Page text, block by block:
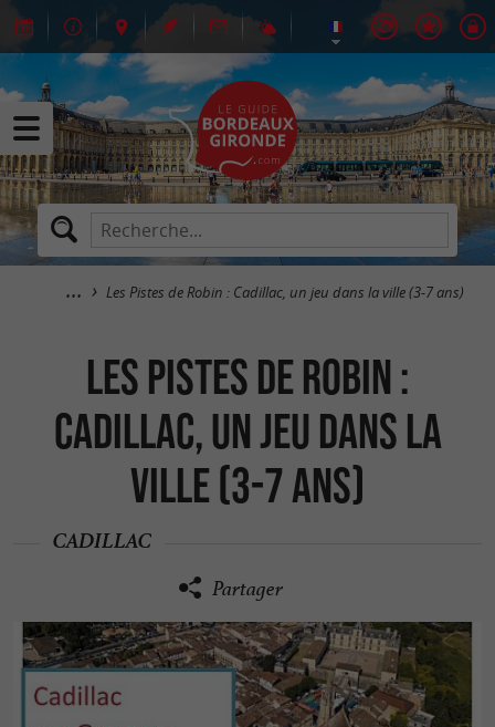
Les Pistes de Robin : Cadillac, un jeu dans la ville (3-7 ans)
Les Pistes de Robin :
Cadillac, un jeu dans la
ville (3-7 ans)
CADILLAC
Partager